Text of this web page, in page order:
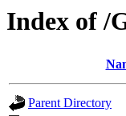
Index of /
Parent Directory